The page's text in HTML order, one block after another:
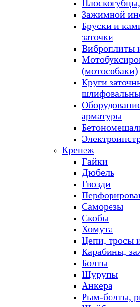
Зажимной
Бруски и
заточки
Виброплиты
(мотособаки)
Круги
арматуры
Крепеж
Гайки
Дюбель
Гвозди
Саморезы
Скобы
Хомута
Цепи, тросы
Карабины,
Болты
Шурупы
Анкера
Рым-болты,